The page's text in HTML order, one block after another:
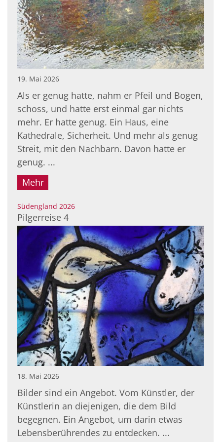
19. Mai 2026
Als er genug hatte, nahm er Pfeil und Bogen,
schoss, und hatte erst einmal gar nichts
mehr. Er hatte genug. Ein Haus, eine
Kathedrale, Sicherheit. Und mehr als genug
Streit, mit den Nachbarn. Davon hatte er
genug. ...
Mehr
Südengland 2026:
Pilgerreise 4
18. Mai 2026
Bilder sind ein Angebot. Vom Künstler, der
Künstlerin an diejenigen, die dem Bild
begegnen. Ein Angebot, um darin etwas
Lebensberührendes zu entdecken. ...